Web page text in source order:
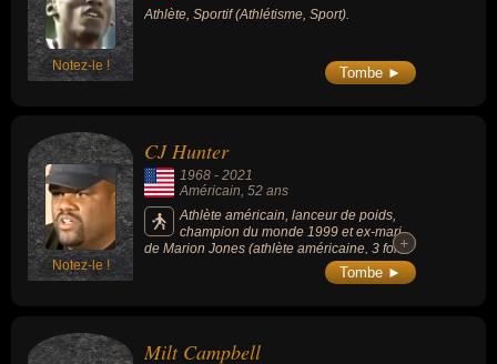
Notez-le !
Athlète, Sportif (Athlétisme, Sport).
Tombe ►
Notez-le !
CJ Hunter
1968 - 2021
Américain, 52 ans
Athlète américain, lanceur de poids,
champion du monde 1999 et ex-mari
de Marion Jones (athlète américaine, 3 fois+
+
Tombe ►
Milt Campbell